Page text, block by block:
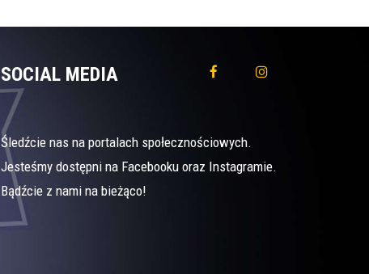
SOCIAL MEDIA
Śledźcie nas na portalach społecznościowych.
Jesteśmy dostępni na Facebooku oraz Instagramie.
Bądźcie z nami na bieżąco!